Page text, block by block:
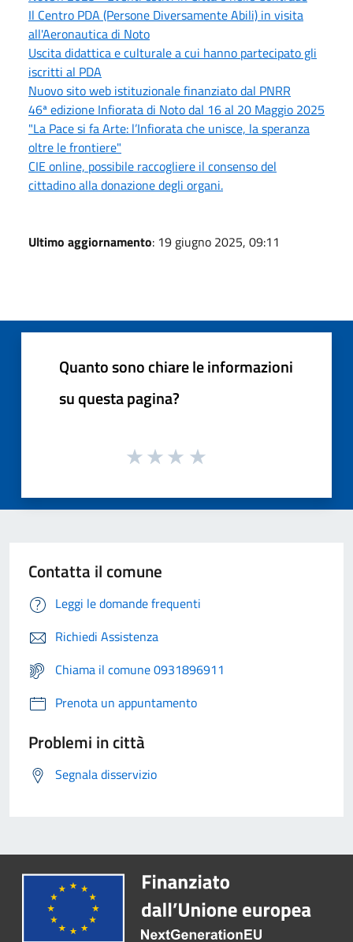
Il Centro PDA (Persone Diversamente Abili) in visita
all'Aeronautica di Noto
Uscita didattica e culturale a cui hanno partecipato gli
iscritti al PDA
Nuovo sito web istituzionale finanziato dal PNRR
46ª edizione Infiorata di Noto dal 16 al 20 Maggio 2025
"La Pace si fa Arte: l’Infiorata che unisce, la speranza
oltre le frontiere"
CIE online, possibile raccogliere il consenso del
cittadino alla donazione degli organi.
Ultimo aggiornamento: 19 giugno 2025, 09:11
Quanto sono chiare le informazioni
su questa pagina?
Contatta il comune
Leggi le domande frequenti
Richiedi Assistenza
Chiama il comune 0931896911
Prenota un appuntamento
Problemi in città
Segnala disservizio